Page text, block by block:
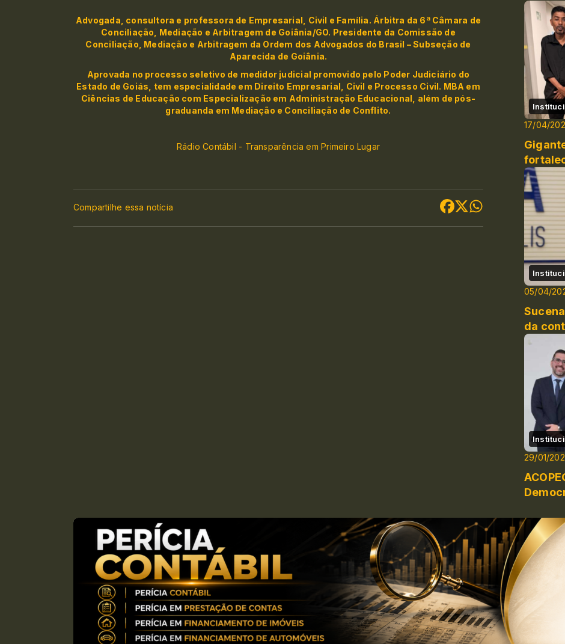
Advogada, consultora e professora de Empresarial, Civil e Família. Árbitra da 6ª Câmara de
Conciliação, Mediação e Arbitragem de Goiânia/GO. Presidente da Comissão de
Conciliação, Mediação e Arbitragem da Ordem dos Advogados do Brasil – Subseção de
Aparecida de Goiânia.
Aprovada no processo seletivo de medidor judicial promovido pelo Poder Judiciário do
Estado de Goiás, tem especialidade em Direito Empresarial, Civil e Processo Civil. MBA em
Ciências de Educação com Especialização em Administração Educacional, além de pós-
graduanda em Mediação e Conciliação de Conflito.
Rádio Contábil - Transparência em Primeiro Lugar
Compartilhe essa notícia
17/04/
05/04/
da
29/01/